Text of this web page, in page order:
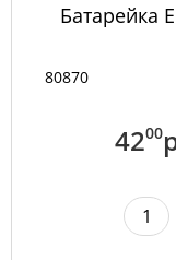
Батарейка
80870
4200